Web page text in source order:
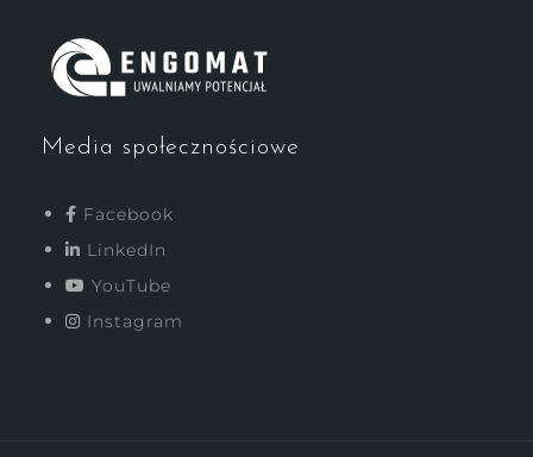
Media społecznościowe
Facebook
LinkedIn
YouTube
Instagram